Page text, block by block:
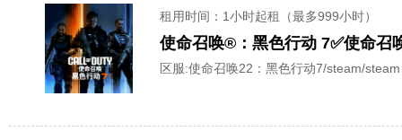
租用时间 ：1小时起租（最多999小时）
区服:使命召唤22：黑色行动7/steam/steam